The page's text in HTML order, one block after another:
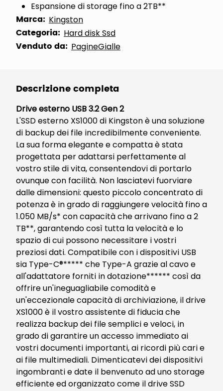
Espansione di storage fino a 2TB**
Marca: Kingston
Categoria: Hard disk Ssd
Venduto da: PagineGialle
Descrizione completa
Drive esterno USB 3.2 Gen 2
L'SSD esterno XS1000 di Kingston è una soluzione
di backup dei file incredibilmente conveniente.
La sua forma elegante e compatta è stata
progettata per adattarsi perfettamente al
vostro stile di vita, consentendovi di portarlo
ovunque con facilità. Non lasciatevi fuorviare
dalle dimensioni: questo piccolo concentrato di
potenza è in grado di raggiungere velocità fino a
1.050 MB/s* con capacità che arrivano fino a 2
TB**, garantendo così tutta la velocità e lo
spazio di cui possono necessitare i vostri
preziosi dati. Compatibile con i dispositivi USB
sia Type-C®***** che Type-A grazie al cavo e
all'adattatore forniti in dotazione****** così da
offrire un'ineguagliabile comodità e
un'eccezionale capacità di archiviazione, il drive
XS1000 è il vostro assistente di fiducia che
realizza backup dei file semplici e veloci, in
grado di garantire un accesso immediato ai
vostri documenti importanti, ai ricordi più cari e
ai file multimediali. Dimenticatevi dei dispositivi
ingombranti e date il benvenuto ad uno storage
efficiente ed organizzato come il drive SSD